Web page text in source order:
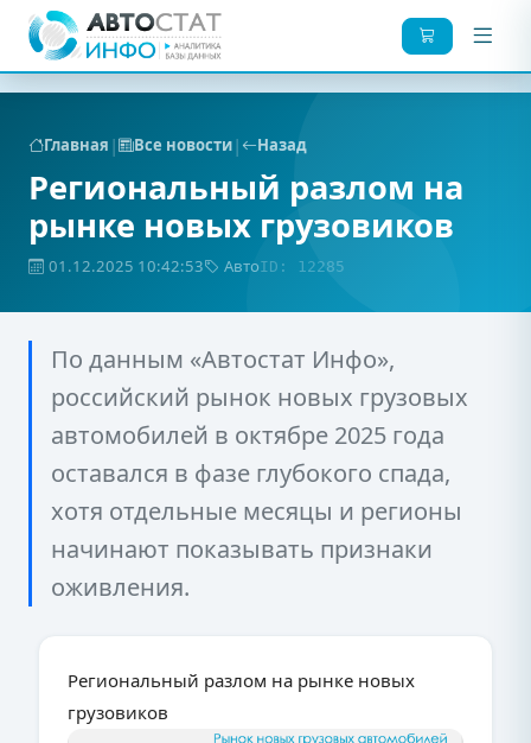
Главная | Все новости| Назад
Региональный разлом на
рынке новых грузовиков
01.12.2025 10:42:53 АвтоID: 12285
По данным «Автостат Инфо»,
российский рынок новых грузовых
автомобилей в октябре 2025 года
оставался в фазе глубокого спада,
хотя отдельные месяцы и регионы
начинают показывать признаки
оживления.
Региональный разлом на рынке новых
грузовиков